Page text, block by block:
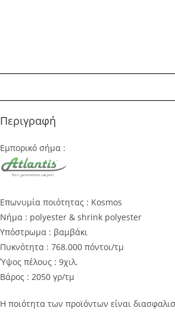
Περιγραφή
Εμπορικό σήμα :
Επωνυμία ποιότητας : Kosmos
Νήμα : polyester & shrink polyester
Υπόστρωμα : βαμβάκι
Πυκνότητα : 768.000 πόντοι/τμ
Ύψος πέλους : 9χιλ.
Βάρος : 2050 γρ/τμ
Η ποιότητα των προϊόντων είναι